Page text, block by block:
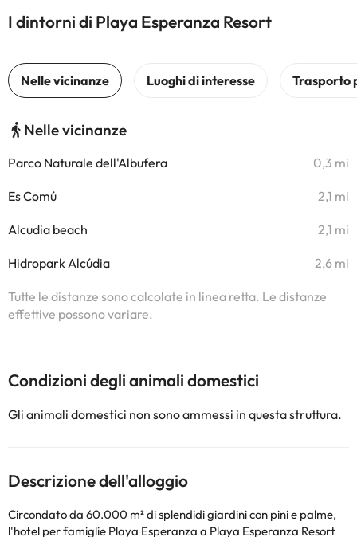
I dintorni di Playa Esperanza Resort
Nelle vicinanze
Parco Naturale dell'Albufera 0,3 mi
Es Comú 2,1 mi
Alcudia beach 2,1 mi
Hidropark Alcúdia 2,6 mi
Tutte le distanze sono calcolate in linea retta. Le distanze
effettive possono variare.
Condizioni degli animali domestici
Gli animali domestici non sono ammessi in questa struttura.
Descrizione dell'alloggio
Circondato da 60.000 m² di splendidi giardini con pini e palme,
l'hotel per famiglie Playa Esperanza a Playa Esperanza Resort